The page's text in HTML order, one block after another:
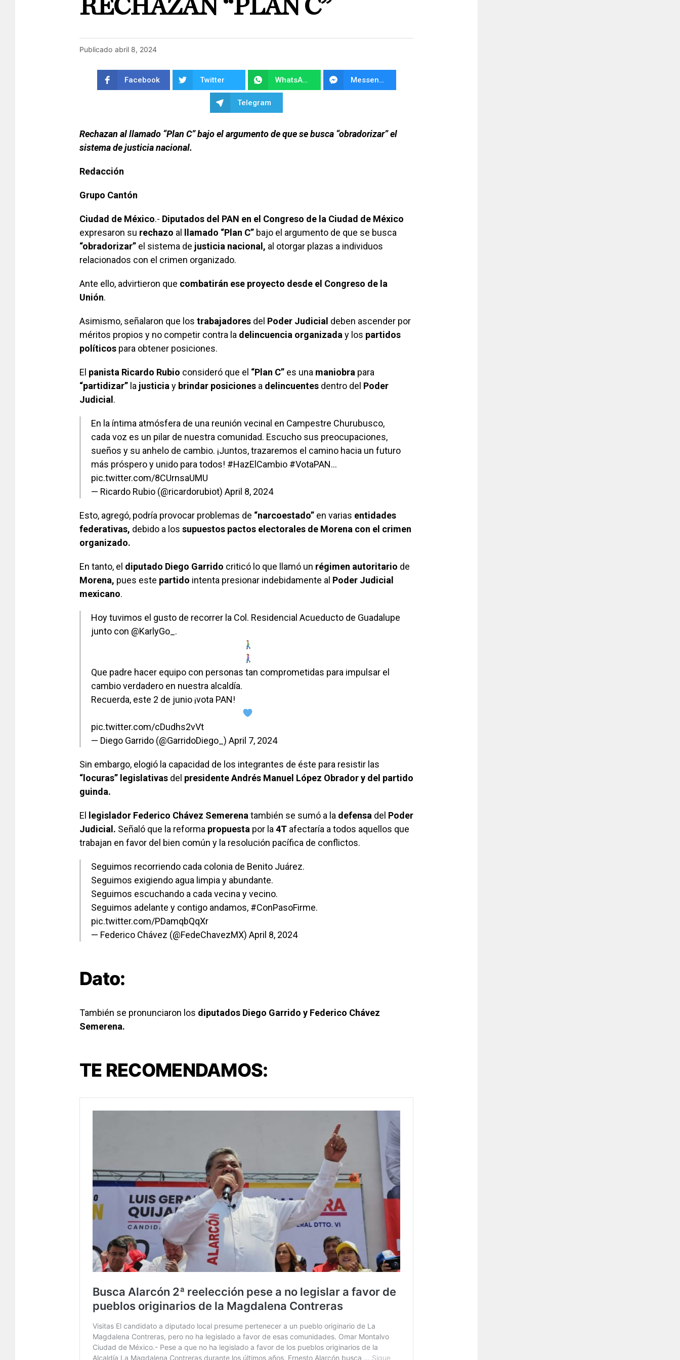
RECHAZAN “PLAN C”
Publicado abril 8, 2024
Facebook Twitter WhatsApp Messenger
Telegram
Rechazan al llamado “Plan C” bajo el argumento de que se busca “obradorizar” el
sistema de justicia nacional.
Redacción
Grupo Cantón
Ciudad de México.- Diputados del PAN en el Congreso de la Ciudad de México
expresaron su rechazo al llamado “Plan C” bajo el argumento de que se busca
“obradorizar” el sistema de justicia nacional, al otorgar plazas a individuos
relacionados con el crimen organizado.
Ante ello, advirtieron que combatirán ese proyecto desde el Congreso de la
Unión.
Asimismo, señalaron que los trabajadores del Poder Judicial deben ascender por
méritos propios y no competir contra la delincuencia organizada y los partidos
políticos para obtener posiciones.
El panista Ricardo Rubio consideró que el “Plan C” es una maniobra para
“partidizar” la justicia y brindar posiciones a delincuentes dentro del Poder
Judicial.
En la íntima atmósfera de una reunión vecinal en Campestre Churubusco,
cada voz es un pilar de nuestra comunidad. Escucho sus preocupaciones,
sueños y su anhelo de cambio. ¡Juntos, trazaremos el camino hacia un futuro
más próspero y unido para todos! #HazElCambio #VotaPAN…
pic.twitter.com/8CUrnsaUMU
— Ricardo Rubio (@ricardorubiot) April 8, 2024
Esto, agregó, podría provocar problemas de “narcoestado” en varias entidades
federativas, debido a los supuestos pactos electorales de Morena con el crimen
organizado.
En tanto, el diputado Diego Garrido criticó lo que llamó un régimen autoritario de
Morena, pues este partido intenta presionar indebidamente al Poder Judicial
mexicano.
Hoy tuvimos el gusto de recorrer la Col. Residencial Acueducto de Guadalupe
junto con @KarlyGo_ .
Que padre hacer equipo con personas tan comprometidas para impulsar el
cambio verdadero en nuestra alcaldía.
Recuerda, este 2 de junio ¡vota PAN!
pic.twitter.com/cDudhs2vVt
— Diego Garrido (@GarridoDiego_) April 7, 2024
Sin embargo, elogió la capacidad de los integrantes de éste para resistir las
“locuras” legislativas del presidente Andrés Manuel López Obrador y del partido
guinda.
El legislador Federico Chávez Semerena también se sumó a la defensa del Poder
Judicial. Señaló que la reforma propuesta por la 4T afectaría a todos aquellos que
trabajan en favor del bien común y la resolución pacífica de conflictos.
Seguimos recorriendo cada colonia de Benito Juárez.
Seguimos exigiendo agua limpia y abundante.
Seguimos escuchando a cada vecina y vecino.
Seguimos adelante y contigo andamos, #ConPasoFirme.
pic.twitter.com/PDamqbQqXr
— Federico Chávez (@FedeChavezMX) April 8, 2024
Dato:
También se pronunciaron los diputados Diego Garrido y Federico Chávez
Semerena.
TE RECOMENDAMOS: